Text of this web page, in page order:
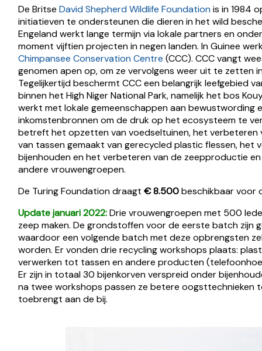
De BritseDavid Shepherd Wildlife Foundation is in 1984
initiatieven te ondersteunen die dieren in het wild
Engeland werkt lange termijn via lokale partners en
moment vijftien projecten in negen landen. In Guinee
Chimpansee Conservation Centre (CCC). CCC vangt
genomen apen op, om ze vervolgens weer uit te zetten
Tegelijkertijd beschermt CCC een belangrijk leefgebied
binnen het High Niger National Park, namelijk het bos
werkt met lokale gemeenschappen aan bewustwording
inkomstenbronnen om de druk op het ecosysteem te
betreft het opzetten van voedseltuinen, het verbeteren
van tassen gemaakt van gerecycled plastic flessen, het
bijenhouden en het verbeteren van de zeepproductie
andere vrouwengroepen.
De Turing Foundation draagt€ 8.500beschikbaar voor
Update januari 2022:Drie vrouwengroepen met 500
zeep maken. De grondstoffen voor de eerste batch zijn
waardoor een volgende batch met deze opbrengsten
worden. Er vonden drie recycling workshops plaats:
verwerken tot tassen en andere producten
Er zijn in totaal 30 bijenkorven verspreid onder
na twee workshops passen ze betere oogsttechnieken
toebrengt aan de bij.